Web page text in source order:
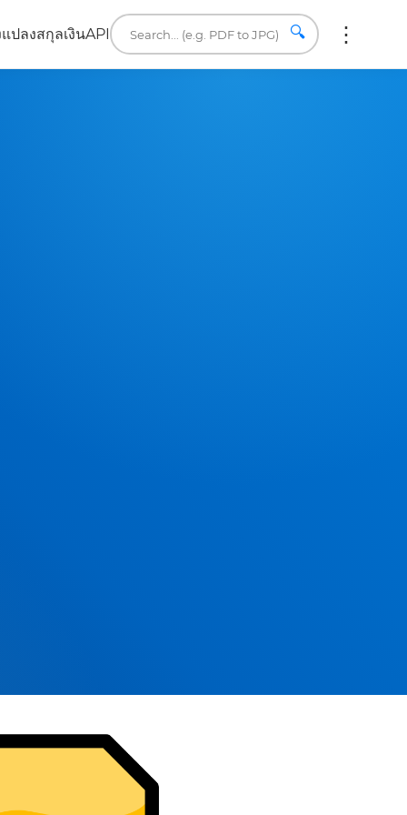
แปลงสกุลเงินAPI 🔍